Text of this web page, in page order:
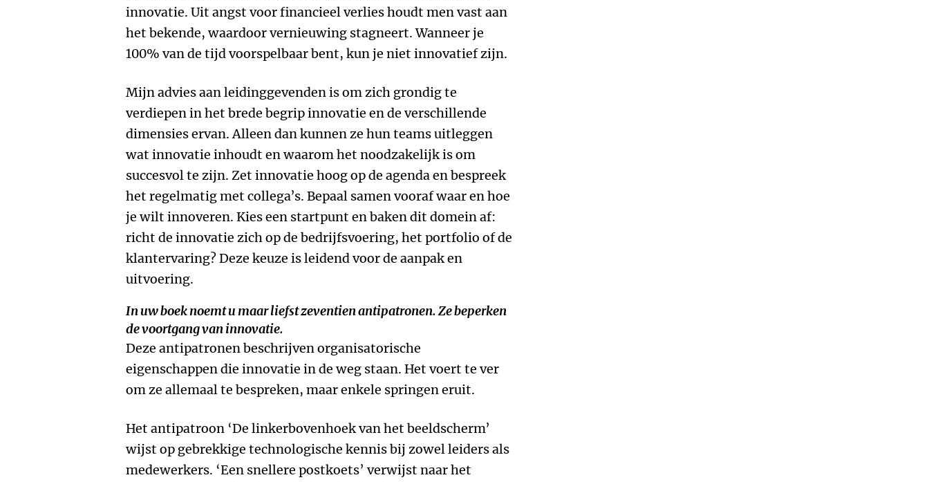
innovatie. Uit angst voor financieel verlies houdt men vast aan
het bekende, waardoor vernieuwing stagneert. Wanneer je
100% van de tijd voorspelbaar bent, kun je niet innovatief zijn.
Mijn advies aan leidinggevenden is om zich grondig te
verdiepen in het brede begrip innovatie en de verschillende
dimensies ervan. Alleen dan kunnen ze hun teams uitleggen
wat innovatie inhoudt en waarom het noodzakelijk is om
succesvol te zijn. Zet innovatie hoog op de agenda en bespreek
het regelmatig met collega’s. Bepaal samen vooraf waar en hoe
je wilt innoveren. Kies een startpunt en baken dit domein af:
richt de innovatie zich op de bedrijfsvoering, het portfolio of de
klantervaring? Deze keuze is leidend voor de aanpak en
uitvoering.
In uw boek noemt u maar liefst zeventien antipatronen. Ze beperken
de voortgang van innovatie.
Deze antipatronen beschrijven organisatorische
eigenschappen die innovatie in de weg staan. Het voert te ver
om ze allemaal te bespreken, maar enkele springen eruit.
Het antipatroon ‘De linkerbovenhoek van het beeldscherm’
wijst op gebrekkige technologische kennis bij zowel leiders als
medewerkers. ‘Een snellere postkoets’ verwijst naar het